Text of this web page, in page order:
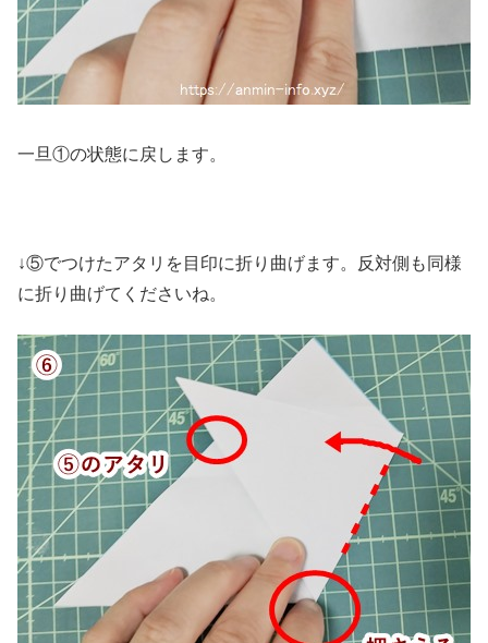
一旦①の状態に戻します。
↓⑤でつけたアタリを目印に折り曲げます。反対側も同様
に折り曲げてくださいね。